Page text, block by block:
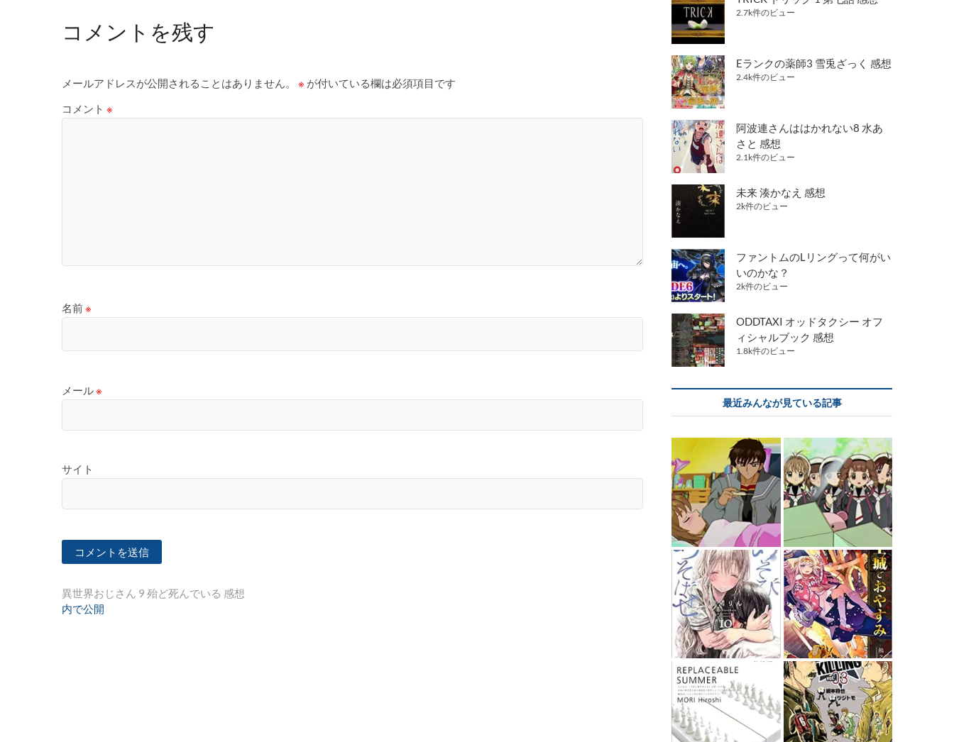
コメントを残す
メールアドレスが公開されることはありません。 ※ が付いている欄は必須項目です
コメント ※
名前※
メール※
サイト
投
稿
異世界おじさん 9 殆ど死んでいる 感想
内で公開
2.7k件のビュー
Eランクの薬師3 雪兎ざっく 感想
2.4k件のビュー
阿波連さんははかれない8 水あ
さと 感想
2.1k件のビュー
未来 湊かなえ 感想
2k件のビュー
ファントムのLリングって何がい
いのかな？
2k件のビュー
ODDTAXI オッドタクシー オフ
ィシャルブック 感想
1.8k件のビュー
最近みんなが見ている記事